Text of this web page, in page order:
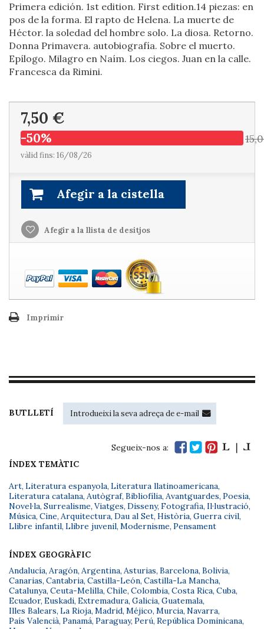
Primera edición. 1st edition. First edition.14 piezas: en
pos de la forma. El rapto de Helena. La muerte de
Héctor. la soledad del hombre solo. La diosa. Retorno.
Donna Primavera. autobiografía. Sobre el muerto.
Epílogo. Milagro en Naím. Los ciegos. Juan en la calle.
Francesca da Rimini.
7,50 €
-50%
vàlid fins: 16/08/26
Afegir a la cistella
Afegir a la llista de desitjos
Imprimir
BUTLLETÍ
Segueix-nos a:
ÍNDEX TEMÀTIC
Art, Literatura espanyola, Literatura llatinoamericana,
Literatura catalana, Autògraf, Bibliofília, Avantguardes, Poesia,
Novel·la, Surrealisme, Viatges, Disseny, Fotografia, Il·lustració,
Música, Cine, Arquitectura, Dau al Set, Història, Guerra civil,
Llibre infantil, Llibre juvenil, Modernisme, Pensament
ÍNDEX GEOGRÀFIC
Andalucía, Aragón, Argentina, Asturias, Barcelona, Bolivia,
Canarias, Cantabria, Castilla-León, Castilla-La Mancha,
Catalunya, Ceuta-Melilla, Chile, Colombia, Costa Rica, Cuba,
Ecuador, Euskadi, Extremadura, Galicia, Guatemala,
Illes Balears, La Rioja, Madrid, Méjico, Murcia, Navarra,
País Valencià, Panamá, Paraguay, Perú, República Dominicana,